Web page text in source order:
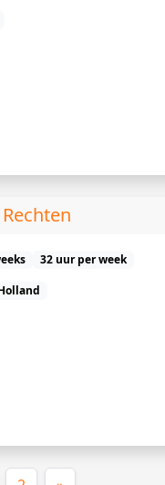
32 uur per week